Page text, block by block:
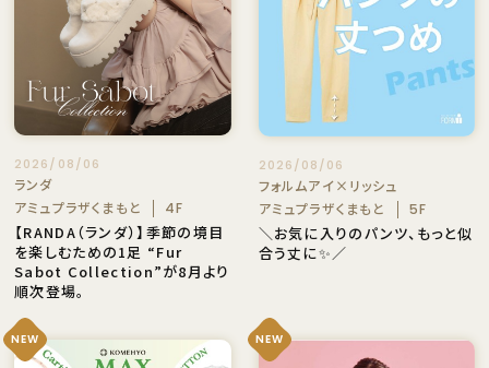
2026/08/06
ランダ
アミュプラザくまもと
4F
【RANDA（ランダ）】季節の境目
を楽しむための1足 “Fur
Sabot Collection”が8月より
順次登場。
2026/08/06
フォルムアイ×リッシュ
アミュプラザくまもと
5F
＼お気に入りのパンツ、もっと似
合う丈に✨／
NEW NEW